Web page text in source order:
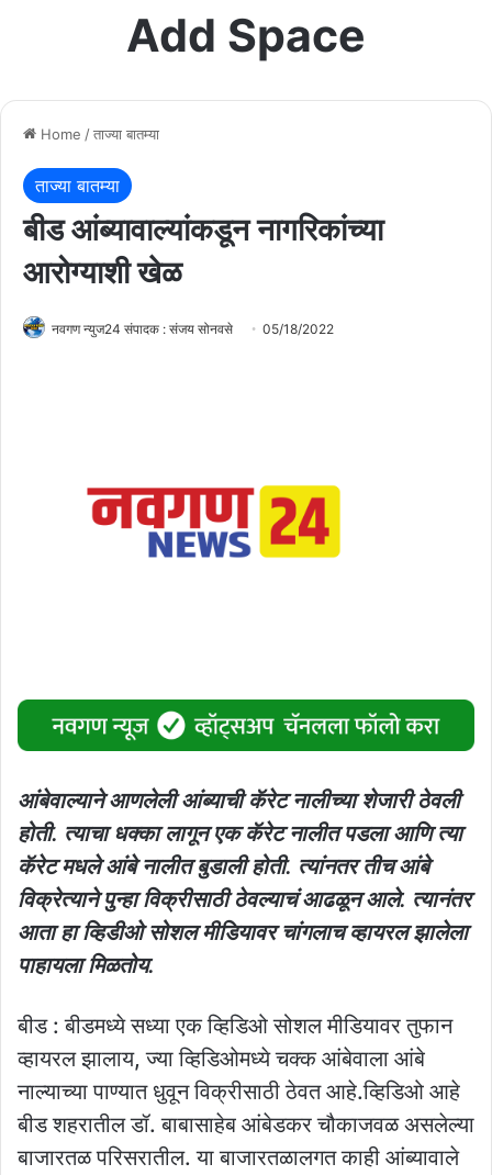
Add Space
Home /ताज्या बातम्या
ताज्या बातम्या
बीड आंब्यावाल्यांकडून नागरिकांच्या
आरोग्याशी खेळ
नवगण न्युज24 संपादक : संजय सोनवसे 05/18/2022
आंबेवाल्याने आणलेली आंब्याची कॅरेट नालीच्या शेजारी ठेवली
होती. त्याचा धक्का लागून एक कॅरेट नालीत पडला आणि त्या
कॅरेट मधले आंबे नालीत बुडाली होती. त्यांनतर तीच आंबे
विक्रेत्याने पुन्हा विक्रीसाठी ठेवल्याचं आढळून आले. त्यानंतर
आता हा व्हिडीओ सोशल मीडियावर चांगलाच व्हायरल झालेला
पाहायला मिळतोय.
बीड : बीडमध्ये सध्या एक व्हिडिओ सोशल मीडियावर तुफान
व्हायरल झालाय, ज्या व्हिडिओमध्ये चक्क आंबेवाला आंबे
नाल्याच्या पाण्यात धुवून विक्रीसाठी ठेवत आहे.व्हिडिओ आहे
बीड शहरातील डॉ. बाबासाहेब आंबेडकर चौकाजवळ असलेल्या
बाजारतळ परिसरातील. या बाजारतळालगत काही आंब्यावाले